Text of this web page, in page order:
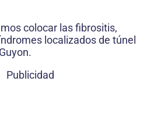
colocar las fibrositis,
localizados de túnel
Publicidad